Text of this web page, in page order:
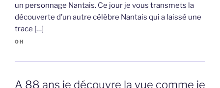
un personnage Nantais. Ce jour je vous transmets la
découverte d’un autre célèbre Nantais qui a laissé une
trace […]
OH
A 88 ans je découvre la vue comme je